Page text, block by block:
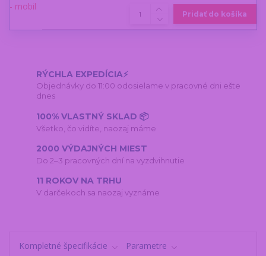
Pridať do košíka
RÝCHLA EXPEDÍCIA⚡
Objednávky do 11:00 odosielame v pracovné dni ešte
dnes
100% VLASTNÝ SKLAD 📦
Všetko, čo vidíte, naozaj máme
2000 VÝDAJNÝCH MIEST
Do 2–3 pracovných dní na vyzdvihnutie
11 ROKOV NA TRHU
V darčekoch sa naozaj vyznáme
Kompletné špecifikácie Parametre